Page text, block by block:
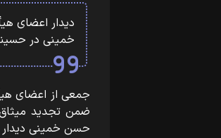
دیدار اعضای
خمینی در
جمعی از اعضای
ضمن تجدید
حسن خمینی دیدار